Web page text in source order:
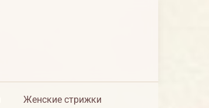
Женские стрижки